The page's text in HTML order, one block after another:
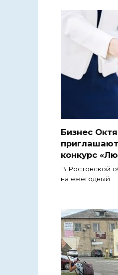
Бизнес
конкурс
В Ростовской
на ежегодный